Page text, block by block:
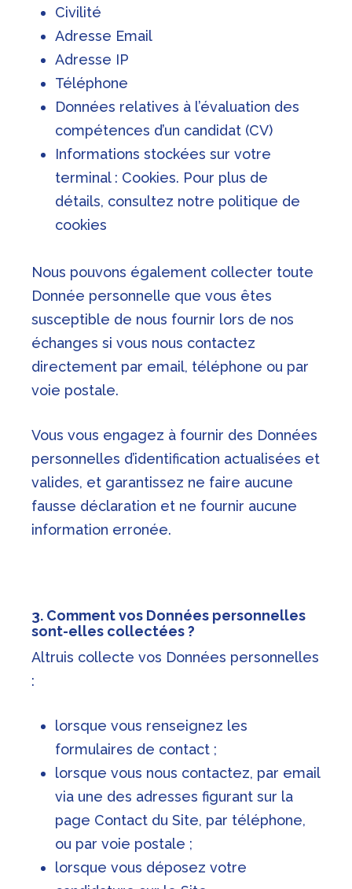
Civilité
Adresse Email
Adresse IP
Téléphone
Données relatives à l’évaluation des
compétences d’un candidat (CV)
Informations stockées sur votre
terminal : Cookies. Pour plus de
détails, consultez notre politique de
cookies
Nous pouvons également collecter toute
Donnée personnelle que vous êtes
susceptible de nous fournir lors de nos
échanges si vous nous contactez
directement par email, téléphone ou par
voie postale.
Vous vous engagez à fournir des Données
personnelles d’identification actualisées et
valides, et garantissez ne faire aucune
fausse déclaration et ne fournir aucune
information erronée.
3. Comment vos Données personnelles
sont-elles collectées ?
Altruis collecte vos Données personnelles
:
lorsque vous renseignez les
formulaires de contact ;
lorsque vous nous contactez, par email
via une des adresses figurant sur la
page Contact du Site, par téléphone,
ou par voie postale ;
lorsque vous déposez votre